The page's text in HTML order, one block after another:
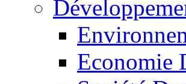
Economie